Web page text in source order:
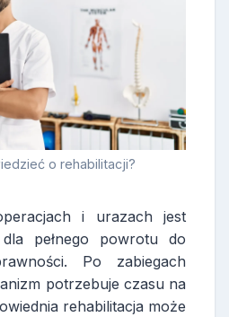
o rehabilitacji?
i urazach jest
pełnego powrotu do
Po zabiegach
potrzebuje czasu na
rehabilitacja może